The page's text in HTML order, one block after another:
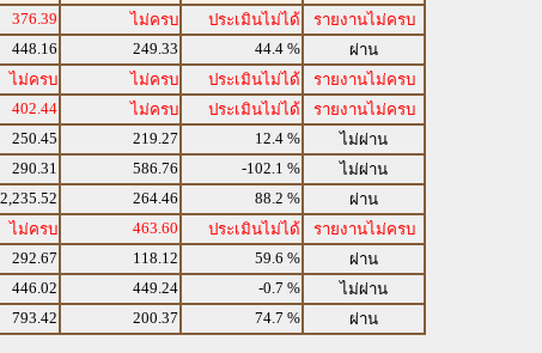
376.39 ไม่ครบ ประเมินไม่ได้
รายงานไม่ครบ
448.16 249.33 44.4 %
ผ่าน
ไม่ครบ ไม่ครบ ประเมินไม่ได้
รายงานไม่ครบ
402.44 ไม่ครบ ประเมินไม่ได้
รายงานไม่ครบ
250.45 219.27 12.4 %
ไม่ผ่าน
290.31 586.76 -102.1 %
ไม่ผ่าน
2,235.52 264.46 88.2 %
ผ่าน
ไม่ครบ 463.60 ประเมินไม่ได้
รายงานไม่ครบ
292.67 118.12 59.6 %
ผ่าน
446.02 449.24 -0.7 %
ไม่ผ่าน
793.42 200.37 74.7 % ผ่าน